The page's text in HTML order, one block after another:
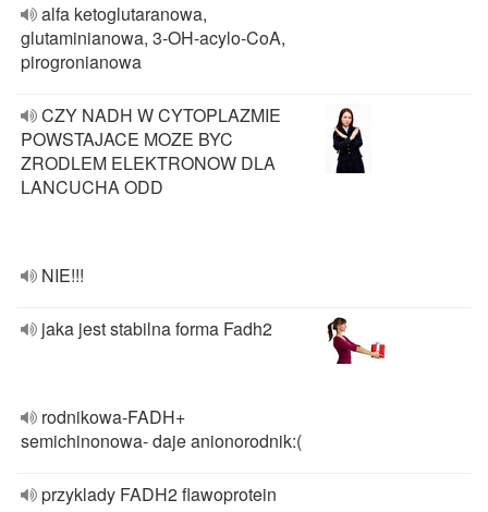
alfa ketoglutaranowa,
glutaminianowa, 3-OH-acylo-CoA,
pirogronianowa
CZY NADH W CYTOPLAZMIE
POWSTAJACE MOZE BYC
ZRODLEM ELEKTRONOW DLA
LANCUCHA ODD
NIE!!!
jaka jest stabilna forma Fadh2
rodnikowa-FADH+
semichinonowa- daje anionorodnik:(
przyklady FADH2 flawoprotein